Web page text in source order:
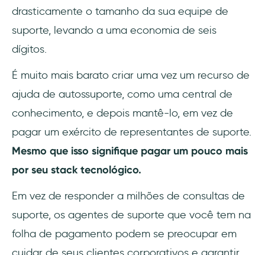
drasticamente o tamanho da sua equipe de
suporte, levando a uma economia de seis
dígitos.
É muito mais barato criar uma vez um recurso de
ajuda de autossuporte, como uma central de
conhecimento, e depois mantê-lo, em vez de
pagar um exército de representantes de suporte.
Mesmo que isso signifique pagar um pouco mais
por seu stack tecnológico.
Em vez de responder a milhões de consultas de
suporte, os agentes de suporte que você tem na
folha de pagamento podem se preocupar em